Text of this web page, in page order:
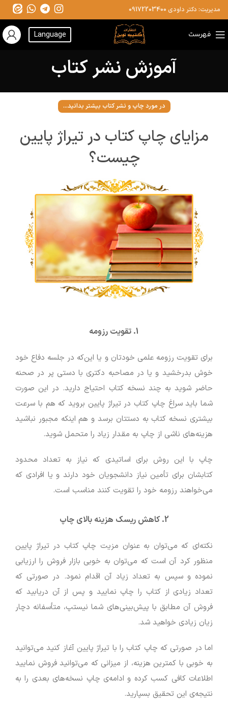
مدیریت: دکتر داودی 09172203400
فهرست Language
آموزش نشر کتاب
در مورد چاپ و نشر کتاب بیشتر بدانید...
مزایای چاپ کتاب در تیراژ پایین
چیست؟
1. تقویت رزومه
برای تقویت رزومه علمی خودتان و یا این‌که در جلسه دفاع خود
خوش بدرخشید و یا در مصاحبه دکتری با دستی پر در صحنه
حاضر شوید به چند نسخه کتاب احتیاج دارید. در این صورت
شما باید سراغ چاپ کتاب در تیراژ پایین بروید که هم با سرعت
بیشتری نسخه کتاب به دستتان برسد و هم اینکه مجبور نباشید
هزینه‌های ناشی از چاپ به مقدار زیاد را متحمل شوید.
چاپ با این روش برای اساتیدی که نیاز به تعداد محدود
کتابشان برای تأمین نیاز دانشجویان خود دارند و یا افرادی که
می‌خواهند رزومه خود را تقویت کنند مناسب است.
2. کاهش ریسک هزینه بالای چاپ
نکته‌ای که می‌توان به عنوان مزیت چاپ کتاب در تیراژ پایین
منظور کرد آن است که می‌توان به خوبی بازار فروش را ارزیابی
نموده و سپس به تعداد زیاد آن اقدام نمود. در صورتی که
تعداد زیادی از کتاب را چاپ نمایید و پس از آن دریابید که
فروش آن مطابق با پیش‌بینی‌های شما نیستپ، متأسفانه دچار
زیان زیادی خواهید شد.
اما در صورتی که چاپ کتاب را با تیراژ پایین آغاز کنید می‌توانید
به خوبی با کمترین هزینه، از میزانی که می‌توانید فروش نمایید
اطلاعات کافی کسب کرده و ادامه‌ی چاپ نسخه‌های بعدی را به
نتیجه‌ی این تحقیق بسپارید.